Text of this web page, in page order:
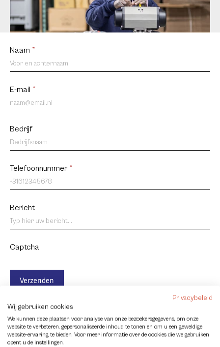
Contact
us
NL
Naam *
E-mail *
Bedrijf
Telefoonnummer *
Bericht
Captcha
Verzenden
Volg ons
Privacybeleid
Wij gebruiken cookies
We kunnen deze plaatsen voor analyse van onze bezoekersgegevens, om onze
website te verbeteren, gepersonaliseerde inhoud te tonen en om u een geweldige
website-ervaring te bieden. Voor meer informatie over de cookies die we gebruiken
opent u de instellingen.